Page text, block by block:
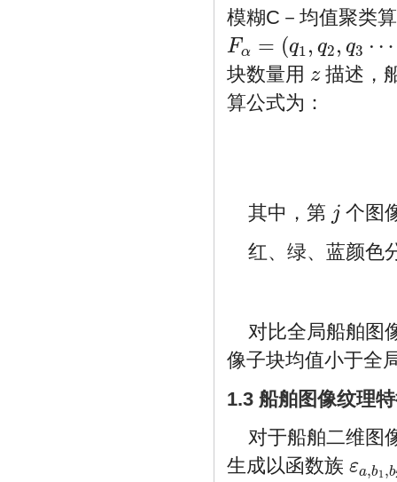
模糊C－均值聚类
Fα = (q1 , q2 , q3 ⋯
Fα =(q 1,q2 q 3⋯q l)
块数量用 z
z
描述，
算公式为：
其中，第 j
j
个图
红、绿、蓝颜色
对比全局船舶图
像子块均值小于全
1.3 船舶图像纹理
对于船舶二维图
生成以函数族 εa,b1 ,b
εa,b 1,b 2(